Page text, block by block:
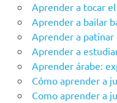
Aprender a tocar
Aprender a bailar
Aprender a patinar
Aprender a
Aprender árabe:
Cómo aprender a
Como aprender a